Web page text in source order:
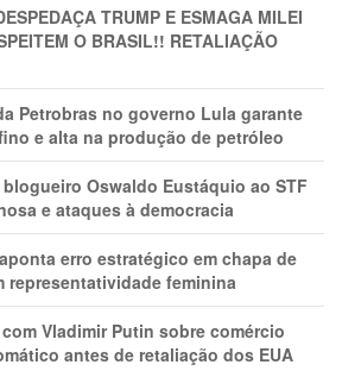
TRUMP E ESMAGA MILEI
O BRASIL!! RETALIAÇÃO
Petrobras no governo Lula garante
e alta na produção de petróleo
blogueiro Oswaldo Eustáquio ao STF
e ataques à democracia
erro estratégico em chapa de
representatividade feminina
Vladimir Putin sobre comércio
antes de retaliação dos EUA